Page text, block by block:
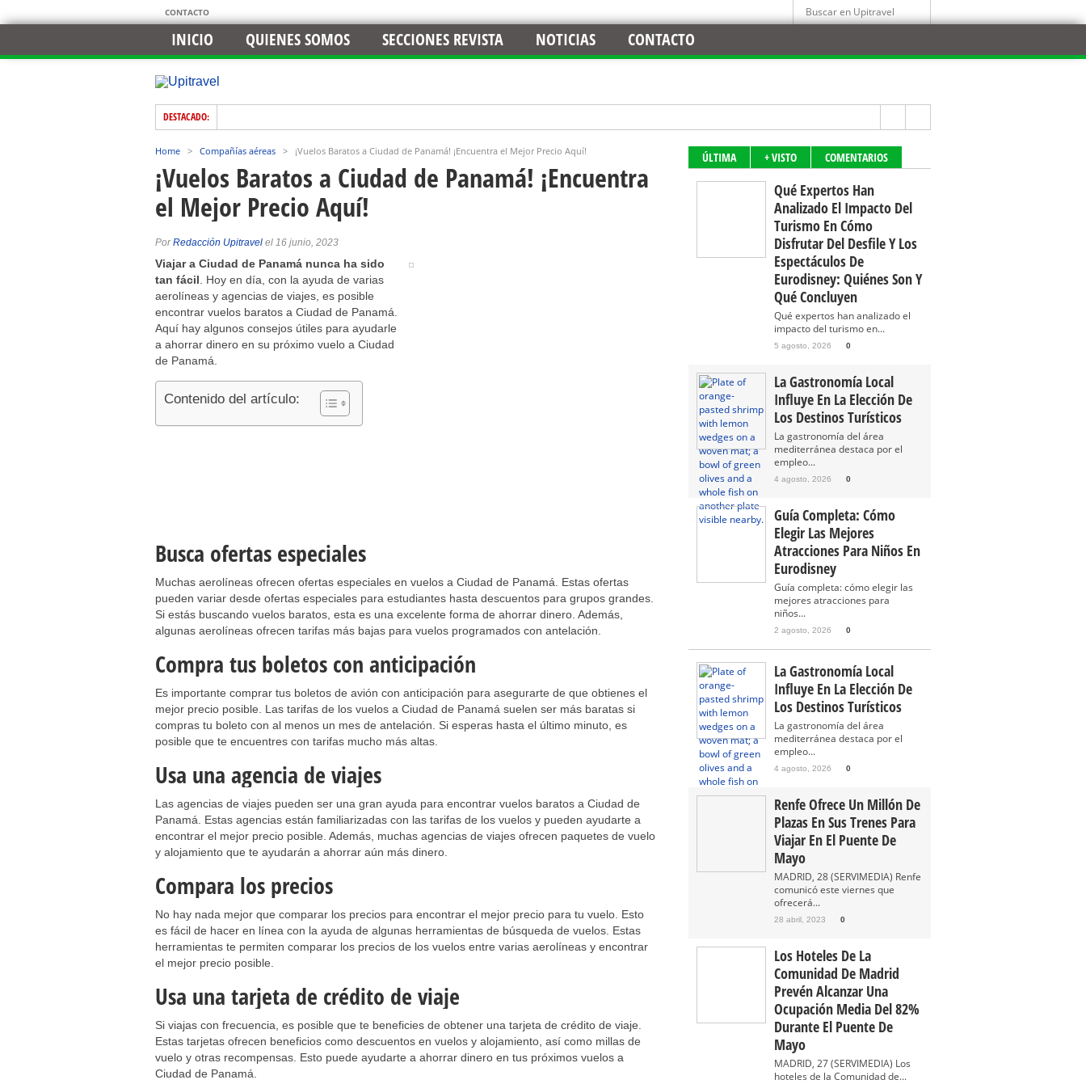
CONTACTO
INICIO QUIENES SOMOS SECCIONES REVISTA NOTICIAS CONTACTO
DESTACADO:
Home > Compañías aéreas > ¡Vuelos Baratos a Ciudad de Panamá! ¡Encuentra el Mejor Precio Aquí!
¡Vuelos Baratos a Ciudad de Panamá! ¡Encuentra
el Mejor Precio Aquí!
PorRedacción Upitravel el 16 junio, 2023
Viajar a Ciudad de Panamá nunca ha sido
tan fácil . Hoy en día, con la ayuda de varias
aerolíneas y agencias de viajes, es posible
encontrar vuelos baratos a Ciudad de Panamá.
Aquí hay algunos consejos útiles para ayudarle
a ahorrar dinero en su próximo vuelo a Ciudad
de Panamá.
Contenido del artículo:
Busca ofertas especiales
Muchas aerolíneas ofrecen ofertas especiales en vuelos a Ciudad de Panamá. Estas ofertas
pueden variar desde ofertas especiales para estudiantes hasta descuentos para grupos grandes.
Si estás buscando vuelos baratos, esta es una excelente forma de ahorrar dinero. Además,
algunas aerolíneas ofrecen tarifas más bajas para vuelos programados con antelación.
Compra tus boletos con anticipación
Es importante comprar tus boletos de avión con anticipación para asegurarte de que obtienes el
mejor precio posible. Las tarifas de los vuelos a Ciudad de Panamá suelen ser más baratas si
compras tu boleto con al menos un mes de antelación. Si esperas hasta el último minuto, es
posible que te encuentres con tarifas mucho más altas.
Usa una agencia de viajes
Las agencias de viajes pueden ser una gran ayuda para encontrar vuelos baratos a Ciudad de
Panamá. Estas agencias están familiarizadas con las tarifas de los vuelos y pueden ayudarte a
encontrar el mejor precio posible. Además, muchas agencias de viajes ofrecen paquetes de vuelo
y alojamiento que te ayudarán a ahorrar aún más dinero.
Compara los precios
No hay nada mejor que comparar los precios para encontrar el mejor precio para tu vuelo. Esto
es fácil de hacer en línea con la ayuda de algunas herramientas de búsqueda de vuelos. Estas
herramientas te permiten comparar los precios de los vuelos entre varias aerolíneas y encontrar
el mejor precio posible.
Usa una tarjeta de crédito de viaje
Si viajas con frecuencia, es posible que te beneficies de obtener una tarjeta de crédito de viaje.
Estas tarjetas ofrecen beneficios como descuentos en vuelos y alojamiento, así como millas de
vuelo y otras recompensas. Esto puede ayudarte a ahorrar dinero en tus próximos vuelos a
Ciudad de Panamá.
ÚLTIMA + VISTO COMENTARIOS
Qué Expertos Han
Analizado El Impacto Del
Turismo En Cómo
Disfrutar Del Desfile Y Los
Espectáculos De
Eurodisney: Quiénes Son Y
Qué Concluyen
Qué expertos han analizado el
impacto del turismo en...
5 agosto, 2026 0
La Gastronomía Local
Influye En La Elección De
Los Destinos Turísticos
La gastronomía del área
mediterránea destaca por el
empleo...
4 agosto, 2026 0
Guía Completa: Cómo
Elegir Las Mejores
Atracciones Para Niños En
Eurodisney
Guía completa: cómo elegir las
mejores atracciones para
niños...
2 agosto, 2026 0
La Gastronomía Local
Influye En La Elección De
Los Destinos Turísticos
La gastronomía del área
mediterránea destaca por el
empleo...
4 agosto, 2026 0
Renfe Ofrece Un Millón De
Plazas En Sus Trenes Para
Viajar En El Puente De
Mayo
MADRID, 28 (SERVIMEDIA) Renfe
comunicó este viernes que
ofrecerá...
28 abril, 2023 0
Los Hoteles De La
Comunidad De Madrid
Prevén Alcanzar Una
Ocupación Media Del 82%
Durante El Puente De
Mayo
MADRID, 27 (SERVIMEDIA) Los
hoteles de la Comunidad de...